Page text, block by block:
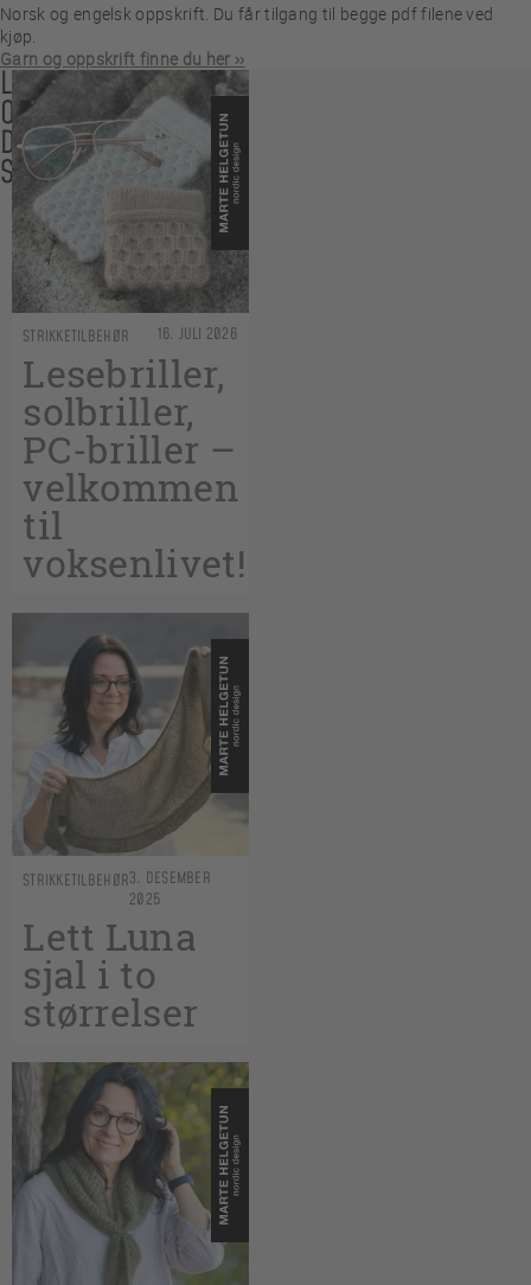
Norsk og engelsk oppskrift. Du får tilgang til begge pdf filene ved
kjøp.
Garn og oppskrift finne du her ››
LES
OGSÅ
DISSE
SAKENE
STRIKKETILBEHØR 16. JULI 2026
Lesebriller,
solbriller,
PC-briller –
velkommen
til
voksenlivet!
STRIKKETILBEHØR3. DESEMBER
2025
Lett Luna
sjal i to
størrelser